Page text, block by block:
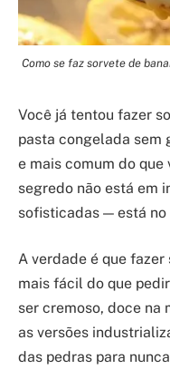
Como se faz sorvete de
Você já tentou fazer
pasta congelada sem
e mais comum do
segredo não está em
sofisticadas — está
A verdade é que
mais fácil do que
ser cremoso, doce na
as versões
das pedras para